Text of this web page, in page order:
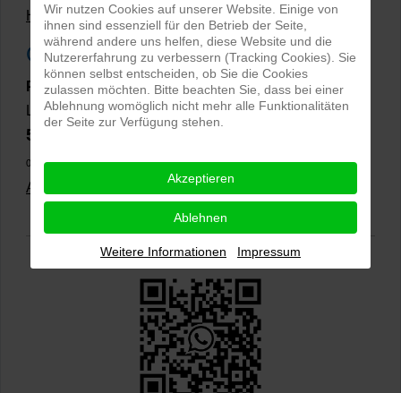
Hollowman und Produktfotografie
Google Rezensionen
PRO-ducto GmbH , Fotografie und Bildbearbeitung in
Lichtenau
5,0
02.01.2026)
Alle Rezensionen ansehen|Bewertung abgeben
Wir nutzen Cookies auf unserer Website. Einige von
ihnen sind essenziell für den Betrieb der Seite,
während andere uns helfen, diese Website und die
Nutzererfahrung zu verbessern (Tracking Cookies). Sie
können selbst entscheiden, ob Sie die Cookies
zulassen möchten. Bitte beachten Sie, dass bei einer
Ablehnung womöglich nicht mehr alle Funktionalitäten
der Seite zur Verfügung stehen.
Akzeptieren
Ablehnen
Weitere Informationen Impressum